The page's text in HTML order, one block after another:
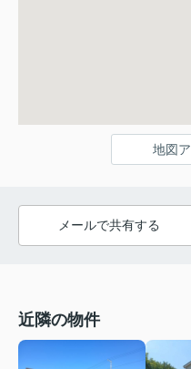
地図
メールで共有する
近隣の物件